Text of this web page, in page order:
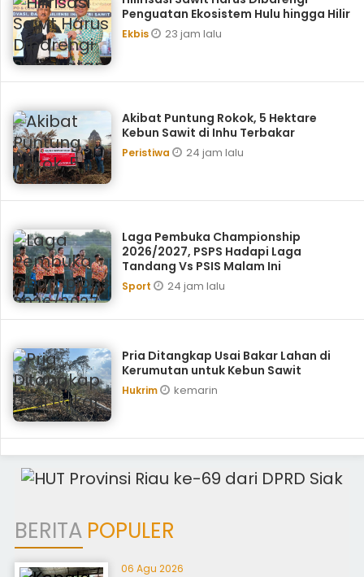
Penguatan Ekosistem Hulu hingga Hilir
Ekbis 23 jam lalu
Akibat Puntung Rokok, 5 Hektare
Kebun Sawit di Inhu Terbakar
Peristiwa 24 jam lalu
Laga Pembuka Championship
2026/2027, PSPS Hadapi Laga
Tandang Vs PSIS Malam Ini
Sport 24 jam lalu
Pria Ditangkap Usai Bakar Lahan di
Kerumutan untuk Kebun Sawit
Hukrim kemarin
BERITA POPULER
06 Agu 2026